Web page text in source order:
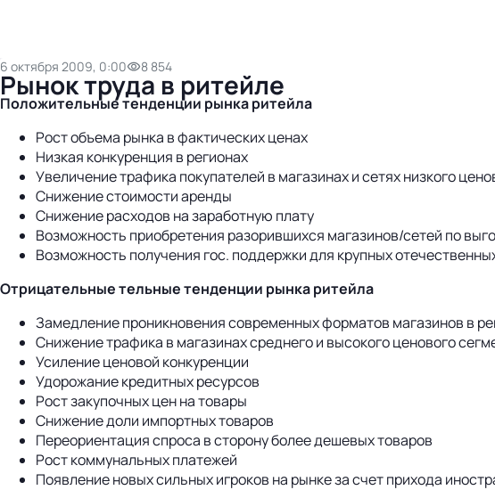
6 октября 2009, 0:00 8 854
Рынок труда в ритейле
Положительные тенденции рынка ритейла
Рост объема рынка в фактических ценах
Низкая конкуренция в регионах
Увеличение трафика покупателей в магазинах и сетях низкого
Снижение стоимости аренды
Снижение расходов на заработную плату
Возможность приобретения разорившихся магазинов/сетей по
Возможность получения гос. поддержки для крупных
Отрицательные тельные тенденции рынка ритейла
Замедление проникновения современных форматов магазинов в
Снижение трафика в магазинах среднего и высокого ценового
Усиление ценовой конкуренции
Удорожание кредитных ресурсов
Рост закупочных цен на товары
Снижение доли импортных товаров
Переориентация спроса в сторону более дешевых товаров
Рост коммунальных платежей
Появление новых сильных игроков на рынке за счет прихода